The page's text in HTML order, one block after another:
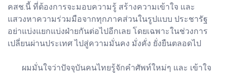
คสช.นี้ ที่ต้องการจะมอบความรู้ สร้างความเข้าใจ และ
แสวงหาความร่วมมือจากทุกภาคส่วนในรูปแบบ ประชารัฐ
อย่าแบ่งแยกแบ่งฝ่ายกันต่อไปอีกเลย โดยเฉพาะในช่วงการ
เปลี่ยนผ่านประเทศ ไปสู่ความมั่นคง มั่งคั่ง ยั่งยืนตลอดไป
ผมมั่นใจว่าปัจจุบันคนไทยรู้จักคำศัพท์ใหม่ๆ และ เข้าใจ